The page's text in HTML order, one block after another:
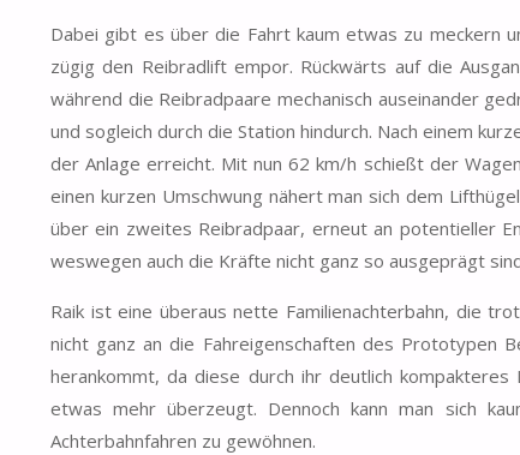
Dabei gibt es über die Fahrt kaum etwas zu meckern
zügig den Reibradlift empor. Rückwärts auf die
während die Reibradpaare mechanisch auseinander
und sogleich durch die Station hindurch. Nach einem
der Anlage erreicht. Mit nun 62 km/h schießt der
einen kurzen Umschwung nähert man sich dem
über ein zweites Reibradpaar, erneut an potentieller
weswegen auch die Kräfte nicht ganz so ausgeprägt
Raik ist eine überaus nette Familienachterbahn, die
nicht ganz an die Fahreigenschaften des Prototypen
herankommt, da diese durch ihr deutlich
etwas mehr überzeugt. Dennoch kann man sich
Achterbahnfahren zu gewöhnen.